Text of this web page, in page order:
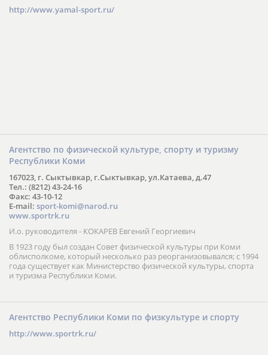
http://www.yamal-sport.ru/
Агентство по физической культуре, спорту и туризму
Республики Коми
167023, г. Сыктывкар, г.Сыктывкар, ул.Катаева, д.47
Тел.: (8212) 43-24-16
Факс: 43-10-12
E-mail: sport-komi@narod.ru
www.sportrk.ru
И.о. руководителя - КОКАРЕВ Евгений Георгиевич
В 1923 году был создан Совет физической культуры при Коми
облисполкоме, который несколько раз реорганизовывался; с 1994
года существует как Министерство физической культуры, спорта
и туризма Республики Коми.
Агентство Республики Коми по физкультуре и спорту
http://www.sportrk.ru/